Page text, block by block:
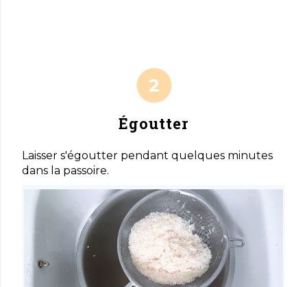
Égoutter
Laisser s'égoutter pendant quelques minutes
dans la passoire.